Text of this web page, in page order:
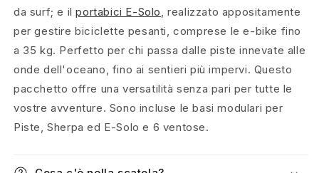
da surf; e ilportabici E-Solo, realizzato appositamente
per gestire biciclette pesanti, comprese le e-bike fino
a 35 kg. Perfetto per chi passa dalle piste innevate alle
onde dell'oceano, fino ai sentieri più impervi. Questo
pacchetto offre una versatilità senza pari per tutte le
vostre avventure. Sono incluse le basi modulari per
Piste, Sherpa ed E-Solo e 6 ventose.